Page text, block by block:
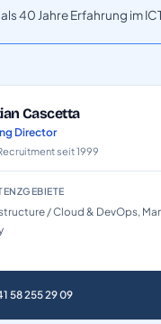
als 40 Jahre Erfahrung im
Cascetta
Director
seit 1999
/ Cloud & DevOps,
58 255 29 09